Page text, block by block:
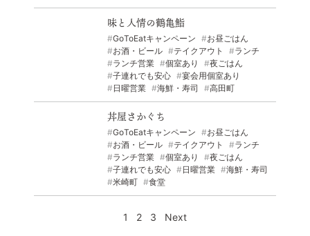
味と人情の鶴亀鮨
GoToEatキャンペーン
お昼ごはん
お酒・ビール
テイクアウト
ランチ
ランチ営業
個室あり
夜ごはん
子連れでも安心
宴会用個室あり
日曜営業
海鮮・寿司 高田町
丼屋さかぐち
GoToEatキャンペーン
お昼ごはん
お酒・ビール
テイクアウト
ランチ
ランチ営業
個室あり
夜ごはん
子連れでも安心
日曜営業
海鮮・寿司
米崎町
食堂
1 2 3 Next